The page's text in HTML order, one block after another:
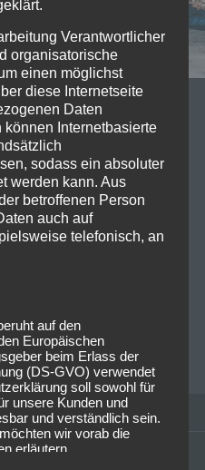
09-28 Die
@Circus
A-capella-Band, die
Musikszene
prägt. Die Gruppe
Verantwortlicher
organisatorische
einen möglichst
diese Internetseite
Daten
Internetbasierte
sodass ein absoluter
werden kann. Aus
betroffenen Person
auch auf
telefonisch, an
auf den
Europäischen
beim Erlass der
(DS-GVO) verwendet
soll sowohl für
unsere Kunden und
und verständlich sein.
wir vorab die
erläutern.